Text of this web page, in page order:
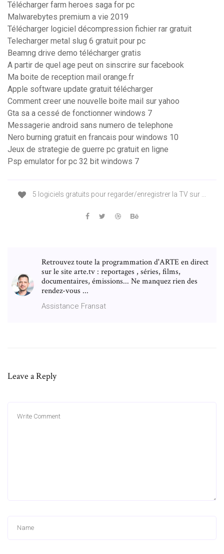
Télécharger farm heroes saga for pc
Malwarebytes premium a vie 2019
Télécharger logiciel décompression fichier rar gratuit
Telecharger metal slug 6 gratuit pour pc
Beamng drive demo télécharger gratis
A partir de quel age peut on sinscrire sur facebook
Ma boite de reception mail orange.fr
Apple software update gratuit télécharger
Comment creer une nouvelle boite mail sur yahoo
Gta sa a cessé de fonctionner windows 7
Messagerie android sans numero de telephone
Nero burning gratuit en francais pour windows 10
Jeux de strategie de guerre pc gratuit en ligne
Psp emulator for pc 32 bit windows 7
5 logiciels gratuits pour regarder/enregistrer la TV sur ...
Retrouvez toute la programmation d'ARTE en direct
sur le site arte.tv : reportages , séries, films,
documentaires, émissions... Ne manquez rien des
rendez-vous ...
Assistance Fransat
Leave a Reply